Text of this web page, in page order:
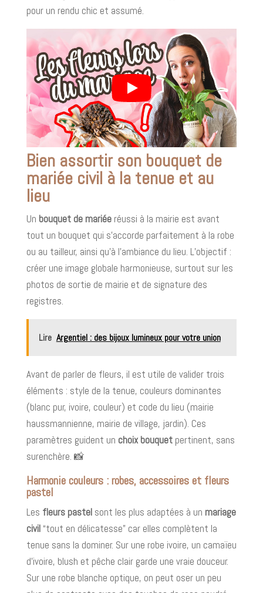
pour un rendu chic et assumé.
Bien assortir son bouquet de
mariée civil à la tenue et au
lieu
Un bouquet de mariéeréussi à la mairie est avant
tout un bouquet qui s’accorde parfaitement à la robe
ou au tailleur, ainsi qu’à l’ambiance du lieu. L’objectif :
créer une image globale harmonieuse, surtout sur les
photos de sortie de mairie et de signature des
registres.
Lire Argentiel : des bijoux lumineux pour votre union
Avant de parler de fleurs, il est utile de valider trois
éléments : style de la tenue, couleurs dominantes
(blanc pur, ivoire, couleur) et code du lieu (mairie
haussmannienne, mairie de village, jardin). Ces
paramètres guident un choix bouquetpertinent, sans
surenchère. 📸
Harmonie couleurs : robes, accessoires et fleurs
pastel
Les fleurs pastelsont les plus adaptées à un mariage
civil“tout en délicatesse” car elles complètent la
tenue sans la dominer. Sur une robe ivoire, un camaïeu
d’ivoire, blush et pêche clair garde une vraie douceur.
Sur une robe blanche optique, on peut oser un peu